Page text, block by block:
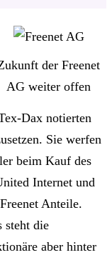
der Freenet
AG weiter offen
Dax notierten
Sie werfen
beim Kauf des
Internet und
Anteile.
steht die
aber hinter